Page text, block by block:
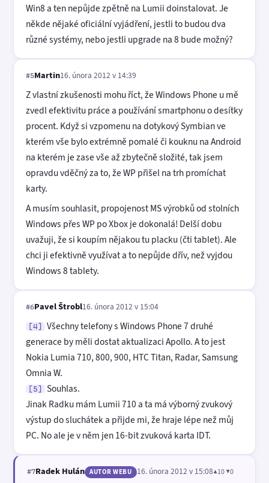
Win8 a ten nepůjde zpětně na Lumii doinstalovat. Je
někde nějaké oficiální vyjádření, jestli to budou dva
různé systémy, nebo jestli upgrade na 8 bude možný?
#5Martin16. února 2012 v 14:39
Z vlastní zkušenosti mohu říct, že Windows Phone u mě
zvedl efektivitu práce a používání smartphonu o desítky
procent. Když si vzpomenu na dotykový Symbian ve
kterém vše bylo extrémně pomalé či kouknu na Android
na kterém je zase vše až zbytečně složité, tak jsem
opravdu vděčný za to, že WP přišel na trh promíchat
karty.
A musím souhlasit, propojenost MS výrobků od stolních
Windows přes WP po Xbox je dokonalá! Delší dobu
uvažuji, že si koupím nějakou tu placku (čti tablet). Ale
chci ji efektivně využívat a to nepůjde dřív, než vyjdou
Windows 8 tablety.
#6Pavel Štrobl16. února 2012 v 15:04
[4]
Všechny telefony s Windows Phone 7 druhé
generace by měli dostat aktualizaci Apollo. A to jest
Nokia Lumia 710, 800, 900, HTC Titan, Radar, Samsung
Omnia W.
[5]
Souhlas.
Jinak Radku mám Lumii 710 a ta má výborný zvukový
výstup do sluchátek a přijde mi, že hraje lépe než můj
PC. No ale je v něm jen 16-bit zvuková karta IDT.
#7Radek Hulán AUTOR WEBU 16. února 2012 v 15:08▲10 ▼0